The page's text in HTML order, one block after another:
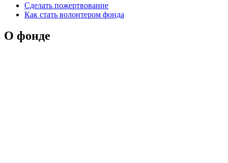
Сделать пожертвование
Как стать волонтером фонда
О фонде